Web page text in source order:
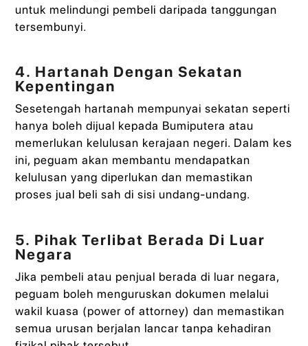
untuk melindungi pembeli daripada tanggungan
tersembunyi.
4. Hartanah Dengan Sekatan
Kepentingan
Sesetengah hartanah mempunyai sekatan seperti
hanya boleh dijual kepada Bumiputera atau
memerlukan kelulusan kerajaan negeri. Dalam kes
ini, peguam akan membantu mendapatkan
kelulusan yang diperlukan dan memastikan
proses jual beli sah di sisi undang-undang.
5. Pihak Terlibat Berada Di Luar
Negara
Jika pembeli atau penjual berada di luar negara,
peguam boleh menguruskan dokumen melalui
wakil kuasa (power of attorney) dan memastikan
semua urusan berjalan lancar tanpa kehadiran